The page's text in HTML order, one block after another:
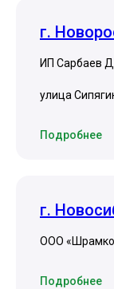
г.
ИП Сарбаев
улица
Подробнее
г.
ООО
Подробнее